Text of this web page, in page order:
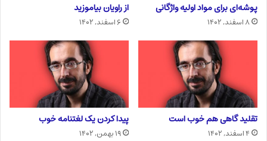
پوشه‌ای برای مواد اولیه واژگانی
۸ اسفند, ۱۴۰۲
از راویان بیاموزید
۶ اسفند, ۱۴۰۲
تقلید گاهی هم خوب است
۴ اسفند, ۱۴۰۲
پیدا کردن یک لغتنامه خوب
۱۹ بهمن, ۱۴۰۲